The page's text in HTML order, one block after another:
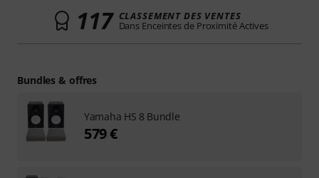
117 CLASSEMENT DES VENTES
Dans Enceintes de Proximité Actives
Bundles & offres
Yamaha HS 8 Bundle
579 €